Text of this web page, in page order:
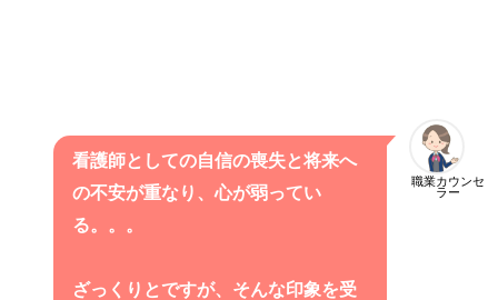
職業カウンセ
ラー
看護師としての自信の喪失と将来へ
の不安が重なり、心が弱ってい
る。。。
ざっくりとですが、そんな印象を受